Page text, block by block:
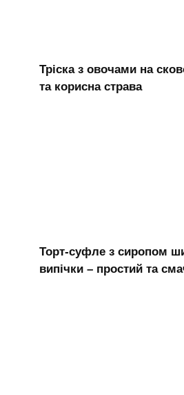
Тріска з овочами на
та корисна страва
Торт-суфле з сиропом
випічки – простий та